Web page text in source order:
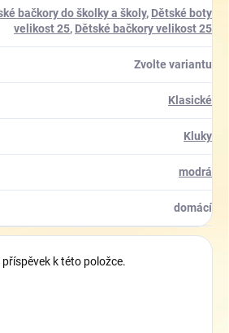
bačkory do školky a školy, Dětské boty
velikost 25, Dětské bačkory velikost 25
Zvolte variantu
Klasické
Kluky
modrá
domácí
k této položce.